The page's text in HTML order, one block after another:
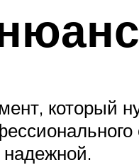
который
надежной.